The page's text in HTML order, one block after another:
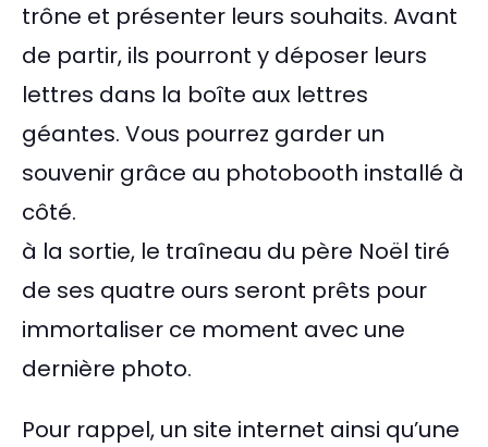
trône et présenter leurs souhaits. Avant
de partir, ils pourront y déposer leurs
lettres dans la boîte aux lettres
géantes. Vous pourrez garder un
souvenir grâce au photobooth installé à
côté.
à la sortie, le traîneau du père Noël tiré
de ses quatre ours seront prêts pour
immortaliser ce moment avec une
dernière photo.
Pour rappel, un site internet ainsi qu’une